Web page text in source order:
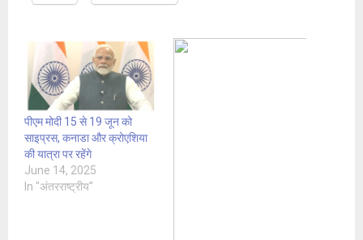
पीएम मोदी 15 से 19 जून को
साइप्रस, कनाडा और क्रोएशिया
की यात्रा पर रहेंगे
June 14, 2025
In "अंतरराष्ट्रीय"